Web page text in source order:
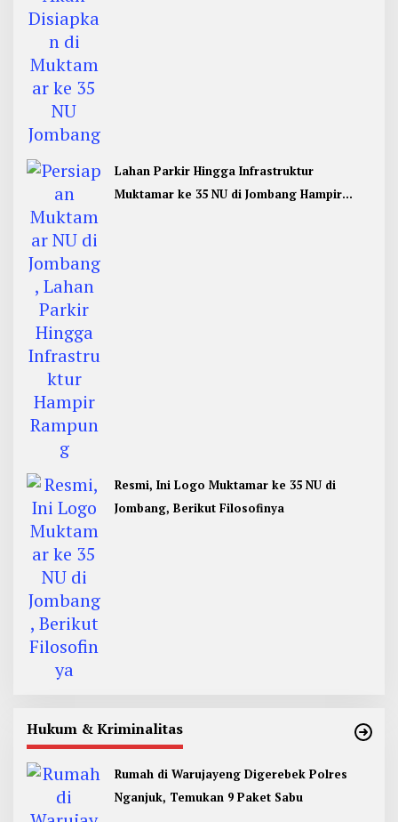
Lahan Parkir Hingga Infrastruktur
Muktamar ke 35 NU di Jombang Hampir
Resmi, Ini Logo Muktamar ke 35 NU di
Jombang, Berikut Filosofinya
Hukum & Kriminalitas
Rumah di Warujayeng Digerebek Polres
Nganjuk, Temukan 9 Paket Sabu